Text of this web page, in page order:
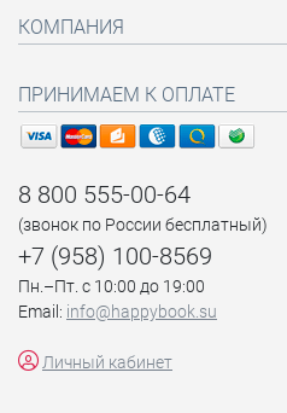
КОМПАНИЯ
ПРИНИМАЕМ К ОПЛАТЕ
8 800 555-00-64
(звонок по России бесплатный)
+7 (958) 100-8569
Пн.–Пт. с 10:00 до 19:00
Email: info@happybook.su
Личный кабинет